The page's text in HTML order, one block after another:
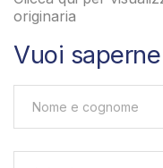
originaria
Vuoi